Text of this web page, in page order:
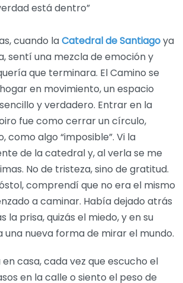
está dentro”
cuando laCatedral de Santiagoya
sentí una mezcla de emoción y
que terminara. El Camino se
en movimiento, un espacio
y verdadero. Entrar en la
fue como cerrar un círculo,
como algo “imposible”. Vi la
de la catedral y, al verla se me
No de tristeza, sino de gratitud.
comprendí que no era el mismo
a caminar. Había dejado atrás
la prisa, quizás el miedo, y en su
una nueva forma de mirar el mundo.
casa, cada vez que escucho el
en la calle o siento el peso de